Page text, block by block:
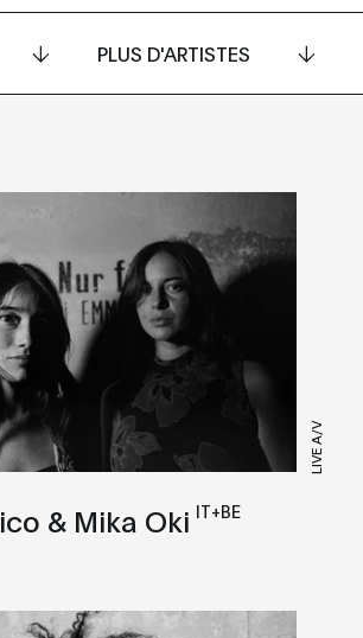
PLUS D'ARTISTES
LIVE A/V
& Mika Oki IT+BE